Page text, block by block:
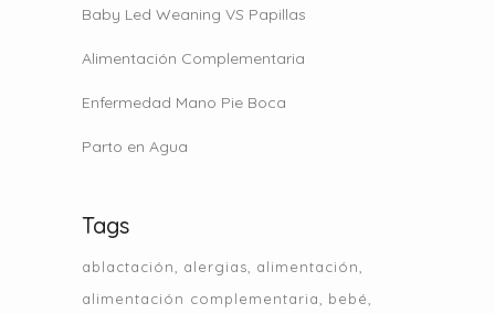
Baby Led Weaning VS Papillas
Alimentación Complementaria
Enfermedad Mano Pie Boca
Parto en Agua
Tags
ablactación alergias
alimentación
alimentación complementaria
bebé